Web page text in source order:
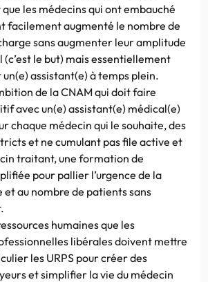
les médecins qui ont embauché
facilement augmenté le nombre de
sans augmenter leur amplitude
le but) mais essentiellement
un(e) assistant(e) à temps plein.
de la CNAM qui doit faire
avec un(e) assistant(e) médical(e)
chaque médecin qui le souhaite, des
et ne cumulant pas file active et
traitant, une formation de
pour pallier l’urgence de la
au nombre de patients sans
humaines que les
libérales doivent mettre
les URPS pour créer des
et simplifier la vie du médecin